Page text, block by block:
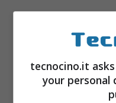
tecnocino.it
your